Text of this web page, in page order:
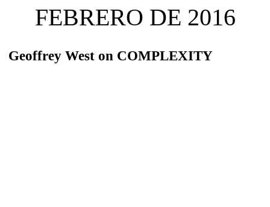
FEBRERO DE 2016
Geoffrey West on COMPLEXITY